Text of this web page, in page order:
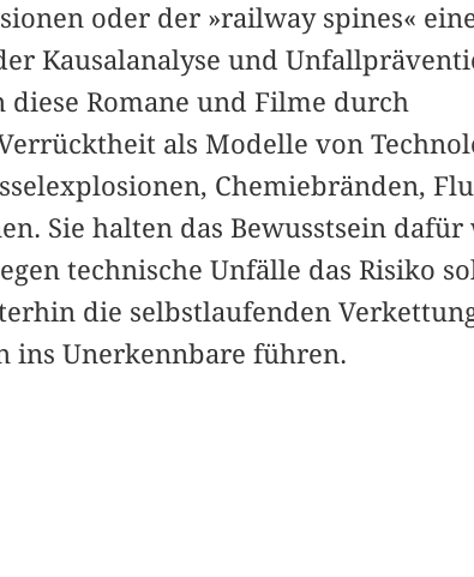
oder der »railway spines«
Kausalanalyse und
Romane und Filme durch
als Modelle von
Chemiebränden,
Sie halten das Bewusstsein dafür
technische Unfälle das Risiko
die selbstlaufenden
ins Unerkennbare führen.